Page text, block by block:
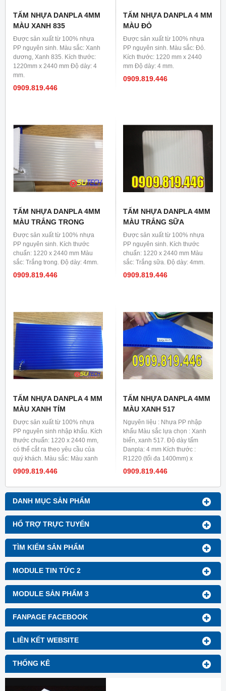
DANH MỤC SẢN PHẨM
HỔ TRỢ TRỰC TUYẾN
TÌM KIẾM SẢN PHẨM
MODULE TIN TỨC 2
MODULE SẢN PHẨM 3
FANPAGE FACEBOOK
LIÊN KẾT WEBSITE
THỐNG KÊ
TẤM NHỰA DANPLA 4MM
MÀU XANH 835
Được sản xuất từ 100% nhựa
PP nguyên sinh. Màu sắc: Xanh
dương, Xanh 835. Kích thước:
1220mm x 2440 mm Độ dày: 4
mm.
0909.819.446
TẤM NHỰA DANPLA 4 MM
MÀU ĐỎ
Được sản xuất từ 100% nhựa
PP nguyên sinh. Màu sắc: Đỏ.
Kích thước: 1220 mm x 2440
mm Độ dày: 4 mm.
0909.819.446
TẤM NHỰA DANPLA 4MM
MÀU TRẮNG TRONG
Được sản xuất từ 100% nhựa
PP nguyên sinh. Kích thước
chuẩn: 1220 x 2440 mm Màu
sắc: Trắng trong. Độ dày: 4mm.
0909.819.446
TẤM NHỰA DANPLA 4MM
MÀU TRẮNG SỮA
Được sản xuất từ 100% nhựa
PP nguyên sinh. Kích thước
chuẩn: 1220 x 2440 mm Màu
sắc: Trắng sữa. Độ dày: 4mm.
0909.819.446
TẤM NHỰA DANPLA 4 MM
MÀU XANH TÍM
Được sản xuất từ 100% nhựa
PP nguyên sinh nhập khẩu. Kích
thước chuẩn: 1220 x 2440 mm,
có thể cắt ra theo yêu cầu của
quý khách. Màu sắc: Màu xanh
tím. Độ dày: 4mm.
0909.819.446
TẤM NHỰA DANPLA 4MM
MÀU XANH 517
Nguyên liệu : Nhựa PP nhập
khẩu Màu sắc lựa chọn : Xanh
biển, xanh 517. Độ dày tấm
Danpla: 4 mm Kích thước :
R1220 (tối đa 1400mm) x
D2440mm (dài theo yêu cầu
0909.819.446